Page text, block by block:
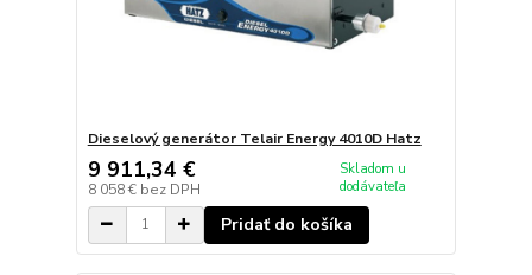
Dieselový generátor Telair Energy 4010D Hatz
9 911,34 €
8 058 € bez DPH
Skladom u
dodávateľa
Pridať do košíka